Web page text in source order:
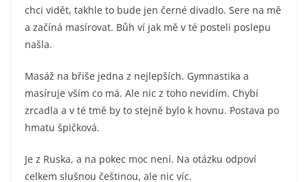
chci vidět, takhle to bude jen černé divadlo. Sere na mě
a začíná masírovat. Bůh ví jak mě v té posteli poslepu
našla.
Masáž na břiše jedna z nejlepších. Gymnastika a
masíruje vším co má. Ale nic z toho nevidím. Chybí
zrcadla a v té tmě by to stejně bylo k hovnu. Postava po
hmatu špičková.
Je z Ruska, a na pokec moc není. Na otázku odpoví
celkem slušnou češtinou, ale nic víc.